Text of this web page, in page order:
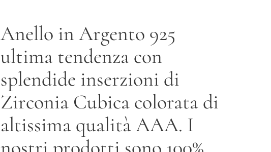
Anello in Argento 925
ultima tendenza con
splendide inserzioni di
Zirconia Cubica colorata di
altissima qualità AAA. I